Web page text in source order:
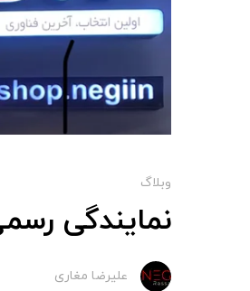
وبلاگ
نمایندگی
علیرضا مغاری